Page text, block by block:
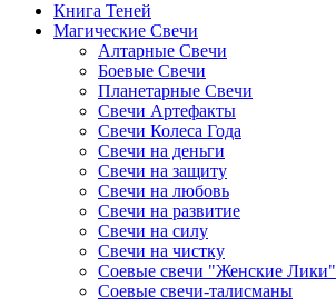
Книга Теней
Магические Свечи
Алтарные Свечи
Боевые Свечи
Планетарные Свечи
Свечи Артефакты
Свечи Колеса Года
Свечи на деньги
Свечи на защиту
Свечи на любовь
Свечи на развитие
Свечи на силу
Свечи на чистку
Соевые свечи "Женские Лики"
Соевые свечи-талисманы